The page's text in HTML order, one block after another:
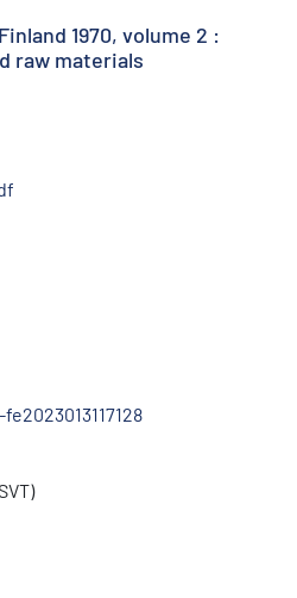
1970, volume 2 :
raw materials